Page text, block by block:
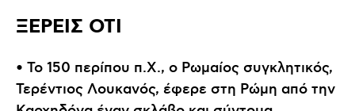
ΞΕΡΕΙΣ ΟΤΙ
• Το 150 περίπου π.Χ., ο Ρωμαίος συγκλητικός,
Τερέντιος Λουκανός, έφερε στη Ρώμη από την